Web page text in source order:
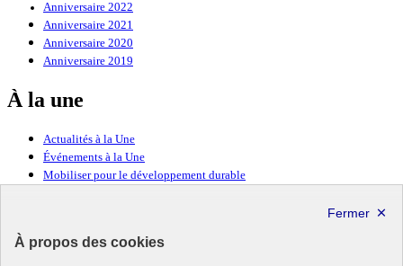
À propos des cookies
Anniversaire 2022
Anniversaire 2021
Anniversaire 2020
Anniversaire 2019
À la une
Actualités à la Une
Événements à la Une
Mobiliser pour le développement durable
Ressources